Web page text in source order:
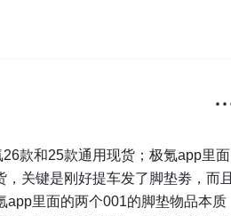
款和25款通用现货；极氪app里面
关键是刚好提车发了脚垫劵，而且
app里面的两个001的脚垫物品本质